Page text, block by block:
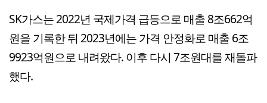
SK가스는 2022년 국제가격 급등으로 매출 8조662억
원을 기록한 뒤 2023년에는 가격 안정화로 매출 6조
9923억원으로 내려왔다. 이후 다시 7조원대를 재돌파
했다.